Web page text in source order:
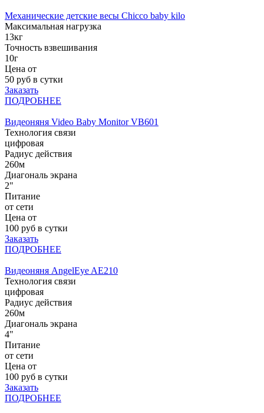
Механические детские весы Chicco baby kilo
Максимальная нагрузка
13кг
Точность взвешивания
10г
Цена от
50 руб в сутки
Заказать
ПОДРОБНЕЕ
Видеоняня Video Baby Monitor VB601
Технология связи
цифровая
Радиус действия
260м
Диагональ экрана
2"
Питание
от сети
Цена от
100 руб в сутки
Заказать
ПОДРОБНЕЕ
Видеоняня AngelEye AE210
Технология связи
цифровая
Радиус действия
260м
Диагональ экрана
4"
Питание
от сети
Цена от
100 руб в сутки
Заказать
ПОДРОБНЕЕ